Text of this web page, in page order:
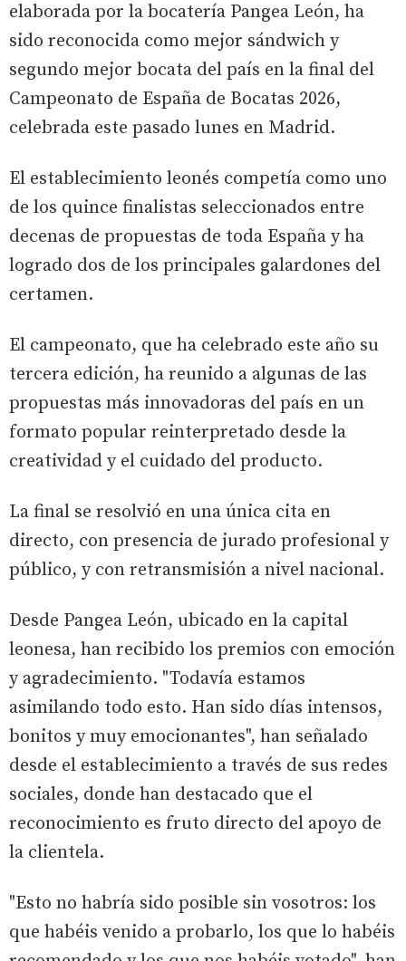
elaborada por la bocatería Pangea León, ha
sido reconocida como mejor sándwich y
segundo mejor bocata del país en la final del
Campeonato de España de Bocatas 2026,
celebrada este pasado lunes en Madrid.
El establecimiento leonés competía como uno
de los quince finalistas seleccionados entre
decenas de propuestas de toda España y ha
logrado dos de los principales galardones del
certamen.
El campeonato, que ha celebrado este año su
tercera edición, ha reunido a algunas de las
propuestas más innovadoras del país en un
formato popular reinterpretado desde la
creatividad y el cuidado del producto.
La final se resolvió en una única cita en
directo, con presencia de jurado profesional y
público, y con retransmisión a nivel nacional.
Desde Pangea León, ubicado en la capital
leonesa, han recibido los premios con emoción
y agradecimiento. "Todavía estamos
asimilando todo esto. Han sido días intensos,
bonitos y muy emocionantes", han señalado
desde el establecimiento a través de sus redes
sociales, donde han destacado que el
reconocimiento es fruto directo del apoyo de
la clientela.
"Esto no habría sido posible sin vosotros: los
que habéis venido a probarlo, los que lo habéis